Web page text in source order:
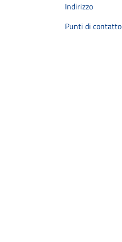
Indirizzo
Punti di contatto